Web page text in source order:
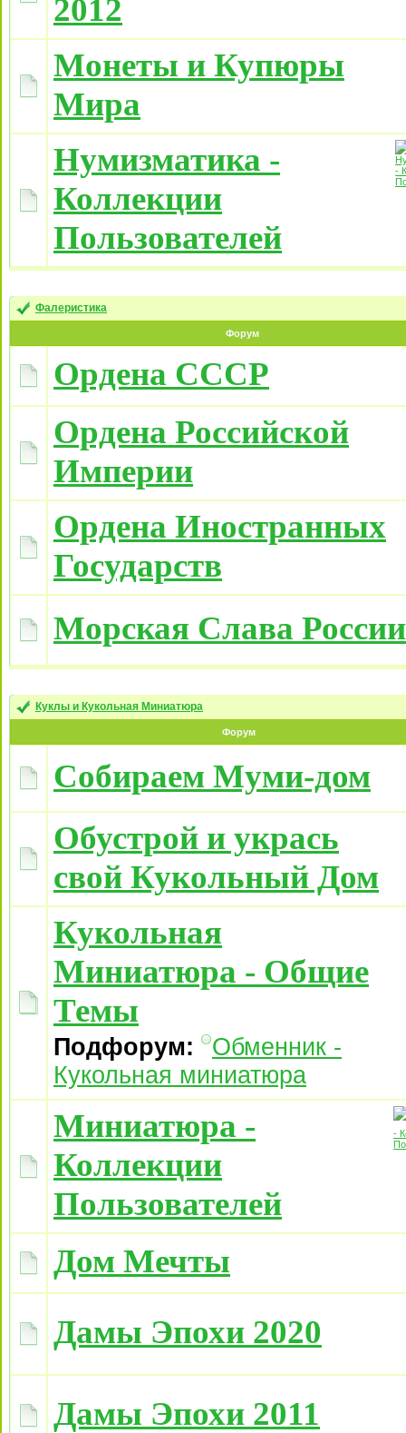
2012
Монеты и Купюры
Мира
Нумизматика -
Коллекции
Пользователей
Фалеристика
Форум
Ордена СССР
Ордена Российской
Империи
Ордена Иностранных
Государств
Морская Слава России
Куклы и Кукольная Миниатюра
Форум
Собираем Муми-дом
Обустрой и укрась
свой Кукольный Дом
Кукольная
Миниатюра - Общие
Темы
Подфорум:
Обменник -
Кукольная миниатюра
Миниатюра -
Коллекции
Пользователей
Дом Мечты
Дамы Эпохи 2020
Дамы Эпохи 2011